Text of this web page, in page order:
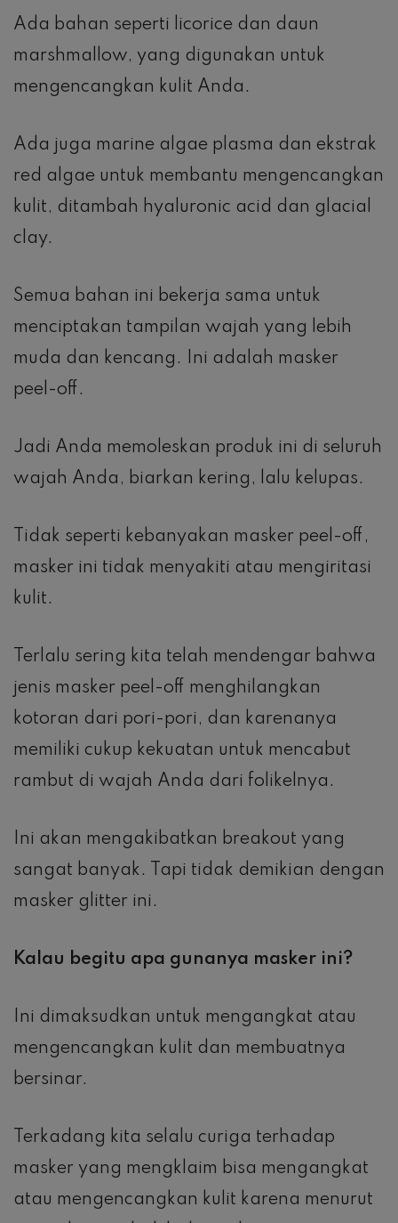
Ada bahan seperti licorice dan daun
marshmallow, yang digunakan untuk
mengencangkan kulit Anda.
Ada juga marine algae plasma dan ekstrak
red algae untuk membantu mengencangkan
kulit, ditambah hyaluronic acid dan glacial
clay.
Semua bahan ini bekerja sama untuk
menciptakan tampilan wajah yang lebih
muda dan kencang. Ini adalah masker
peel-off.
Jadi Anda memoleskan produk ini di seluruh
wajah Anda, biarkan kering, lalu kelupas.
Tidak seperti kebanyakan masker peel-off,
masker ini tidak menyakiti atau mengiritasi
kulit.
Terlalu sering kita telah mendengar bahwa
jenis masker peel-off menghilangkan
kotoran dari pori-pori, dan karenanya
memiliki cukup kekuatan untuk mencabut
rambut di wajah Anda dari folikelnya.
Ini akan mengakibatkan breakout yang
sangat banyak. Tapi tidak demikian dengan
masker glitter ini.
Kalau begitu apa gunanya masker ini?
Ini dimaksudkan untuk mengangkat atau
mengencangkan kulit dan membuatnya
bersinar.
Terkadang kita selalu curiga terhadap
masker yang mengklaim bisa mengangkat
atau mengencangkan kulit karena menurut